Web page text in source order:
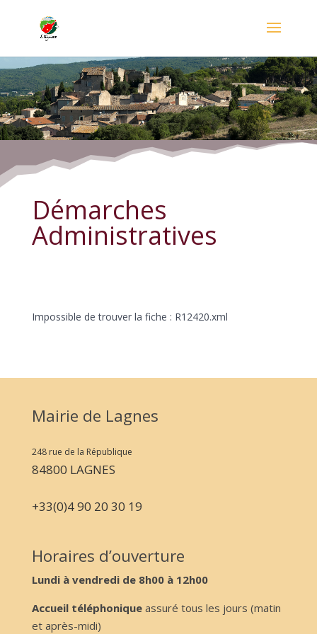
Démarches Administratives
Démarches
Administratives
Impossible de trouver la fiche : R12420.xml
Mairie de Lagnes
248 rue de la République
84800 LAGNES
+33(0)4 90 20 30 19
Horaires d’ouverture
Lundi à vendredi de 8h00 à 12h00
Accueil téléphoniqueassuré tous les jours (matin
et après-midi)